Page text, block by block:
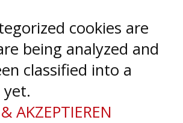
cookies are
being analyzed and
classified into a
AKZEPTIEREN